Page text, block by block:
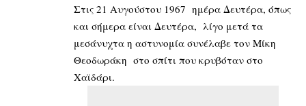
Στις 21 Αυγούστου 1967 ημέρα Δευτέρα, όπως
και σήμερα είναι Δευτέρα, λίγο μετά τα
μεσάνυχτα η αστυνομία συνέλαβε τον Μίκη
Θεοδωράκη στο σπίτι που κρυβόταν στο
Χαϊδάρι.